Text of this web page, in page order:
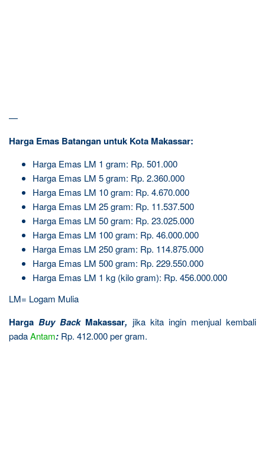
—
Harga Emas Batangan untuk Kota Makassar:
Harga Emas LM 1 gram: Rp. 501.000
Harga Emas LM 5 gram: Rp. 2.360.000
Harga Emas LM 10 gram: Rp. 4.670.000
Harga Emas LM 25 gram: Rp. 11.537.500
Harga Emas LM 50 gram: Rp. 23.025.000
Harga Emas LM 100 gram: Rp. 46.000.000
Harga Emas LM 250 gram: Rp. 114.875.000
Harga Emas LM 500 gram: Rp. 229.550.000
Harga Emas LM 1 kg (kilo gram): Rp. 456.000.000
LM= Logam Mulia
HargaBuy Back Makassar, jika kita ingin menjual kembali
padaAntam: Rp. 412.000 per gram.